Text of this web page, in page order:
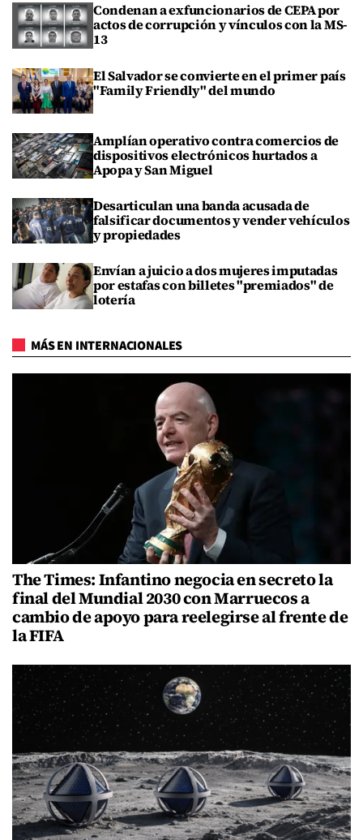
Condenan a exfuncionarios de CEPA por
actos de corrupción y vínculos con la MS-
13
El Salvador se convierte en el primer país
"Family Friendly" del mundo
Amplían operativo contra comercios de
dispositivos electrónicos hurtados a
Apopa y San Miguel
Desarticulan una banda acusada de
falsificar documentos y vender vehículos
y propiedades
Envían a juicio a dos mujeres imputadas
por estafas con billetes "premiados" de
lotería
MÁS EN INTERNACIONALES
The Times: Infantino negocia en secreto la
final del Mundial 2030 con Marruecos a
cambio de apoyo para reelegirse al frente de
la FIFA